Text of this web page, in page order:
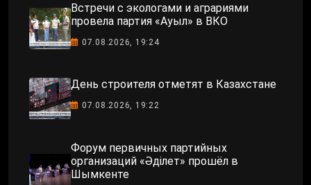
Встречи с экологами и аграриями
провела партия «Ауыл» в ВКО
07.08.2026, 19:24
День строителя отметят в Казахстане
07.08.2026, 19:22
Форум первичных партийных
организаций «Әділет» прошёл в
Шымкенте